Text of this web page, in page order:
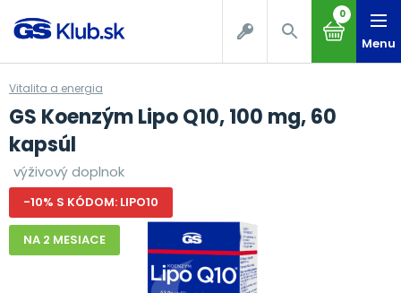
0
Menu
Vitalita a energia
GS Koenzým Lipo Q10, 100 mg, 60
kapsúl
výživový doplnok
-10% S KÓDOM: LIPO10
NA 2 MESIACE